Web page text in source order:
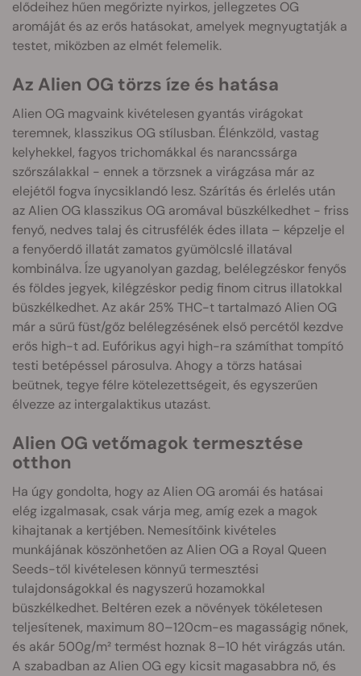
elődeihez hűen megőrizte nyirkos, jellegzetes OG
aromáját és az erős hatásokat, amelyek megnyugtatják a
testet, miközben az elmét felemelik.
Az Alien OG törzs íze és hatása
Alien OG magvaink kivételesen gyantás virágokat
teremnek, klasszikus OG stílusban. Élénkzöld, vastag
kelyhekkel, fagyos trichomákkal és narancssárga
szőrszálakkal - ennek a törzsnek a virágzása már az
elejétől fogva ínycsiklandó lesz. Szárítás és érlelés után
az Alien OG klasszikus OG aromával büszkélkedhet - friss
fenyő, nedves talaj és citrusfélék édes illata – képzelje el
a fenyőerdő illatát zamatos gyümölcslé illatával
kombinálva. Íze ugyanolyan gazdag, belélegzéskor fenyős
és földes jegyek, kilégzéskor pedig finom citrus illatokkal
büszkélkedhet. Az akár 25% THC-t tartalmazó Alien OG
már a sűrű füst/gőz belélegzésének első percétől kezdve
erős high-t ad. Eufórikus agyi high-ra számíthat tompító
testi betépéssel párosulva. Ahogy a törzs hatásai
beütnek, tegye félre kötelezettségeit, és egyszerűen
élvezze az intergalaktikus utazást.
Alien OG vetőmagok termesztése
otthon
Ha úgy gondolta, hogy az Alien OG aromái és hatásai
elég izgalmasak, csak várja meg, amíg ezek a magok
kihajtanak a kertjében. Nemesítőink kivételes
munkájának köszönhetően az Alien OG a Royal Queen
Seeds-től kivételesen könnyű termesztési
tulajdonságokkal és nagyszerű hozamokkal
büszkélkedhet. Beltéren ezek a növények tökéletesen
teljesítenek, maximum 80–120cm-es magasságig nőnek,
és akár 500g/m² termést hoznak 8–10 hét virágzás után.
A szabadban az Alien OG egy kicsit magasabbra nő, és